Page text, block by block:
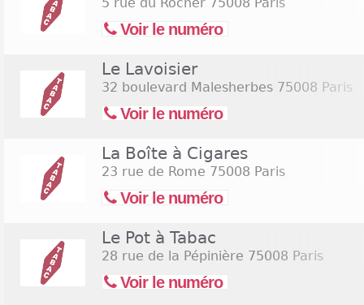
Voir le numéro
Le Lavoisier
32 boulevard Malesherbes 75008 Paris
Voir le numéro
La Boîte à Cigares
23 rue de Rome 75008 Paris
Voir le numéro
Le Pot à Tabac
28 rue de la Pépinière 75008 Paris
Voir le numéro